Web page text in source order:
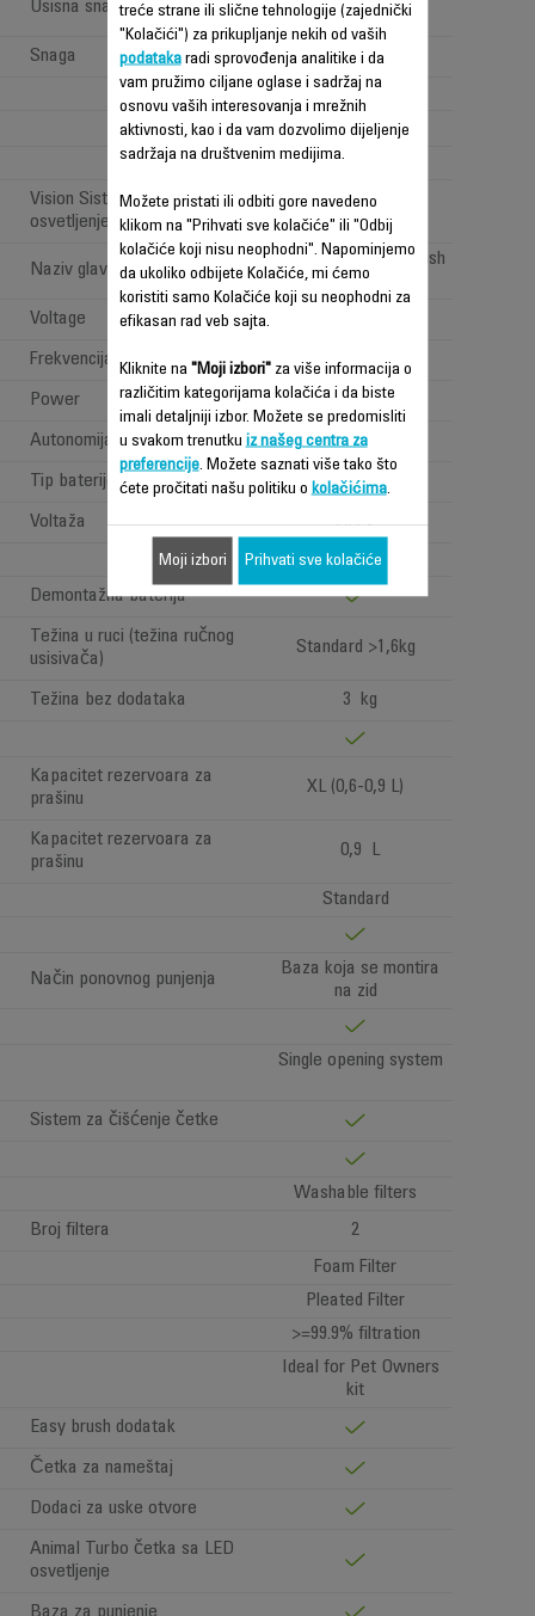
Usisna snaga (Air Watt)
(>100 <150AW)
Snaga
320 W
4
Vision Sistem: 'LED
osvetljenje'
Naziv glave za usisavanje
All types of floor brush
Voltage
Frekvencija 50-60 Hz
Power Power < 1 W
Autonomija Dugo (40min - 1h)
Tip baterije Lithium ion
Voltaža
25.2V
07
Demontažna baterija
Težina u ruci (težina ručnog
usisivača)
Standard >1,6kg
Težina bez dodataka 3 kg
Kapacitet rezervoara za
prašinu
XL (0,6-0,9 L)
Kapacitet rezervoara za
prašinu
0,9 L
Standard
Način ponovnog punjenja
Baza koja se montira
na zid
Single opening system
Sistem za čišćenje četke
Washable filters
Broj filtera
2
Foam Filter
Pleated Filter
>=99.9% filtration
Ideal for Pet Owners
kit
Easy brush dodatak
Četka za nameštaj
Dodaci za uske otvore
Animal Turbo četka sa LED
osvetljenje
treće strane ili slične tehnologije (zajednički
"Kolačići") za prikupljanje nekih od vaših
podatakaradi sprovođenja analitike i da
vam pružimo ciljane oglase i sadržaj na
osnovu vaših interesovanja i mrežnih
aktivnosti, kao i da vam dozvolimo dijeljenje
sadržaja na društvenim medijima.
Možete pristati ili odbiti gore navedeno
klikom na "Prihvati sve kolačiće" ili "Odbij
kolačiće koji nisu neophodni". Napominjemo
da ukoliko odbijete Kolačiće, mi ćemo
koristiti samo Kolačiće koji su neophodni za
efikasan rad veb sajta.
Kliknite na "Moji izbori"za više informacija o
različitim kategorijama kolačića i da biste
imali detaljniji izbor. Možete se predomisliti
u svakom trenutku iz našeg centra za
preferencije. Možete saznati više tako što
ćete pročitati našu politiku o kolačićima.
Moji izbori Prihvati sve kolačiće